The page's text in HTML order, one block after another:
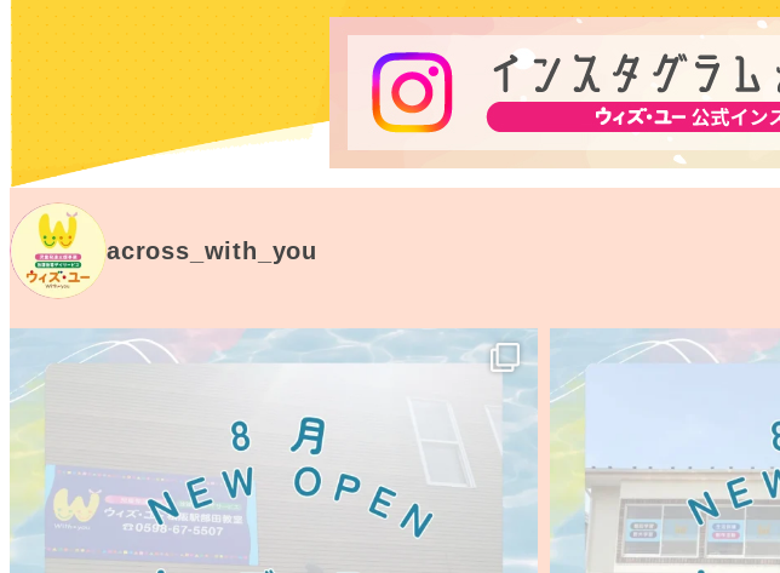
across_with_you